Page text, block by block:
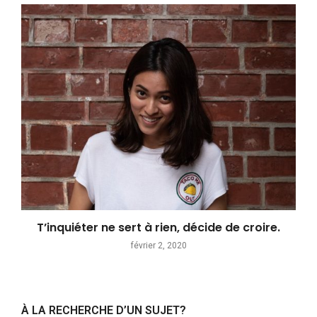
T’inquiéter ne sert à rien, décide de croire.
février 2, 2020
À LA RECHERCHE D’UN SUJET?